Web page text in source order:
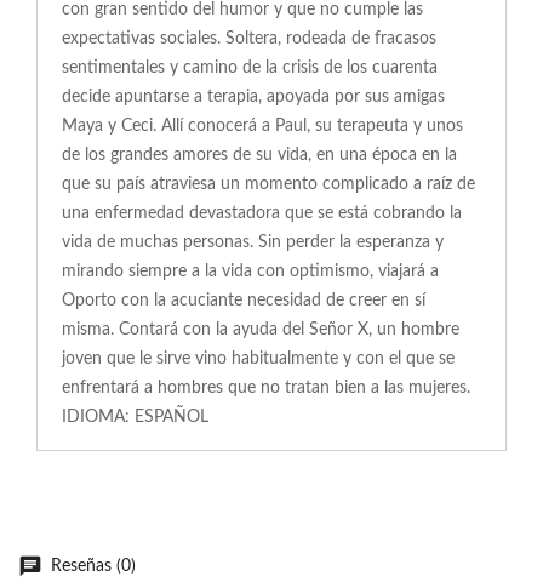
con gran sentido del humor y que no cumple las
expectativas sociales. Soltera, rodeada de fracasos
sentimentales y camino de la crisis de los cuarenta
decide apuntarse a terapia, apoyada por sus amigas
Maya y Ceci. Allí conocerá a Paul, su terapeuta y unos
de los grandes amores de su vida, en una época en la
que su país atraviesa un momento complicado a raíz de
una enfermedad devastadora que se está cobrando la
vida de muchas personas. Sin perder la esperanza y
mirando siempre a la vida con optimismo, viajará a
Oporto con la acuciante necesidad de creer en sí
misma. Contará con la ayuda del Señor X, un hombre
joven que le sirve vino habitualmente y con el que se
enfrentará a hombres que no tratan bien a las mujeres.
IDIOMA: ESPAÑOL
Reseñas (0)